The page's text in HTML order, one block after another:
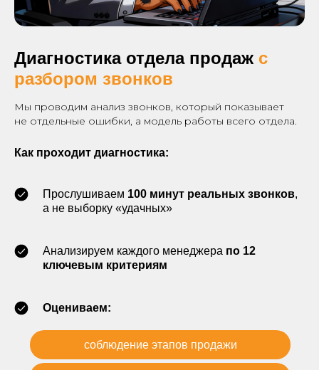
Диагностика отдела продаж с
разбором звонков
Мы проводим анализ звонков, который показывает
не отдельные ошибки, а модель работы всего отдела.
Как проходит диагностика:
Прослушиваем 100 минут реальных звонков,
а не выборку «удачных»
Анализируем каждого менеджера по 12
ключевым критериям
Оцениваем:
соблюдение этапов продажи